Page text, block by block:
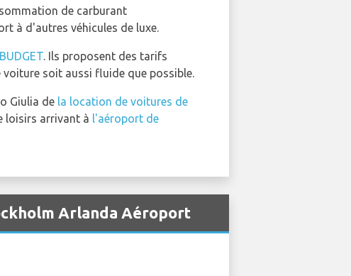
de carburant
à d'autres véhicules de luxe.
BUDGET. Ils proposent des tarifs
soit aussi fluide que possible.
Giulia de la location de voitures de
loisirs arrivant à l'aéroport de
Arlanda Aéroport